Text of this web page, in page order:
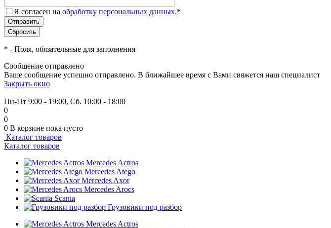
Я согласен на обработку персональных данных.*
* - Поля, обязательные для заполнения
Сообщение отправлено
Ваше сообщение успешно отправлено. В ближайшее время с Вами свяжется наш специалист
Закрыть окно
Пн-Пт 9:00 - 19:00, Сб. 10:00 - 18:00
0
0
0 В корзине пока пусто
Каталог товаров
Каталог товаров
Mercedes Actros
Mercedes Atego
Mercedes Axor
Mercedes Arocs
Scania
Грузовики под разбор
Mercedes Actros